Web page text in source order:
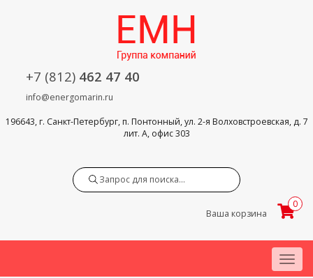
+7 (812) 462 47 40
info@energomarin.ru
196643, г. Санкт-Петербург, п. Понтонный, ул. 2-я Волховстроевская, д. 7
лит. А, офис 303
Ваша корзина
0
Menu